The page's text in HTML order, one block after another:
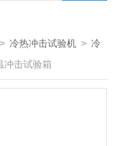
>冷热冲击试验机 >冷
冲击试验箱